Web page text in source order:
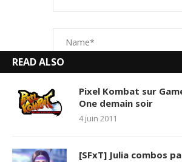
Save my name, email, and
Ce site utilise Akismet pour
READ ALSO
Pixel Kombat sur
One demain soir
4 juin 2011
[SFxT] Julia combos